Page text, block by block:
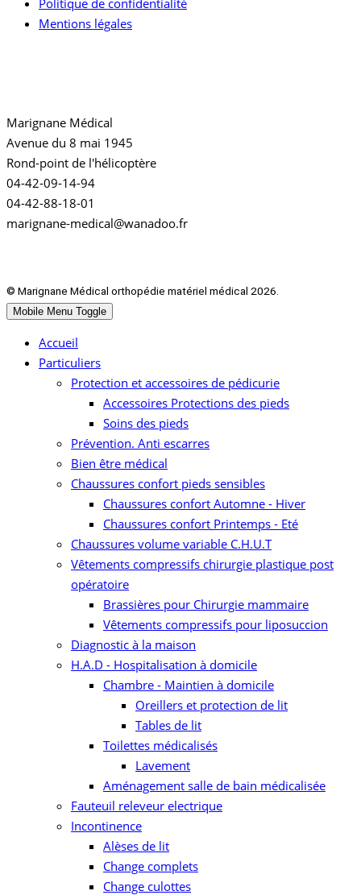
Politique de confidentialité
Mentions légales
Marignane Médical
Avenue du 8 mai 1945
Rond-point de l'hélicoptère
04-42-09-14-94
04-42-88-18-01
marignane-medical@wanadoo.fr
© Marignane Médical orthopédie matériel médical 2026.
Mobile Menu Toggle
Accueil
Particuliers
Protection et accessoires de pédicurie
Accessoires Protections des pieds
Soins des pieds
Prévention. Anti escarres
Bien être médical
Chaussures confort pieds sensibles
Chaussures confort Automne - Hiver
Chaussures confort Printemps - Eté
Chaussures volume variable C.H.U.T
Vêtements compressifs chirurgie plastique post
opératoire
Brassières pour Chirurgie mammaire
Vêtements compressifs pour liposuccion
Diagnostic à la maison
H.A.D - Hospitalisation à domicile
Chambre - Maintien à domicile
Oreillers et protection de lit
Tables de lit
Toilettes médicalisés
Lavement
Aménagement salle de bain médicalisée
Fauteuil releveur electrique
Incontinence
Alèses de lit
Change complets
Change culottes